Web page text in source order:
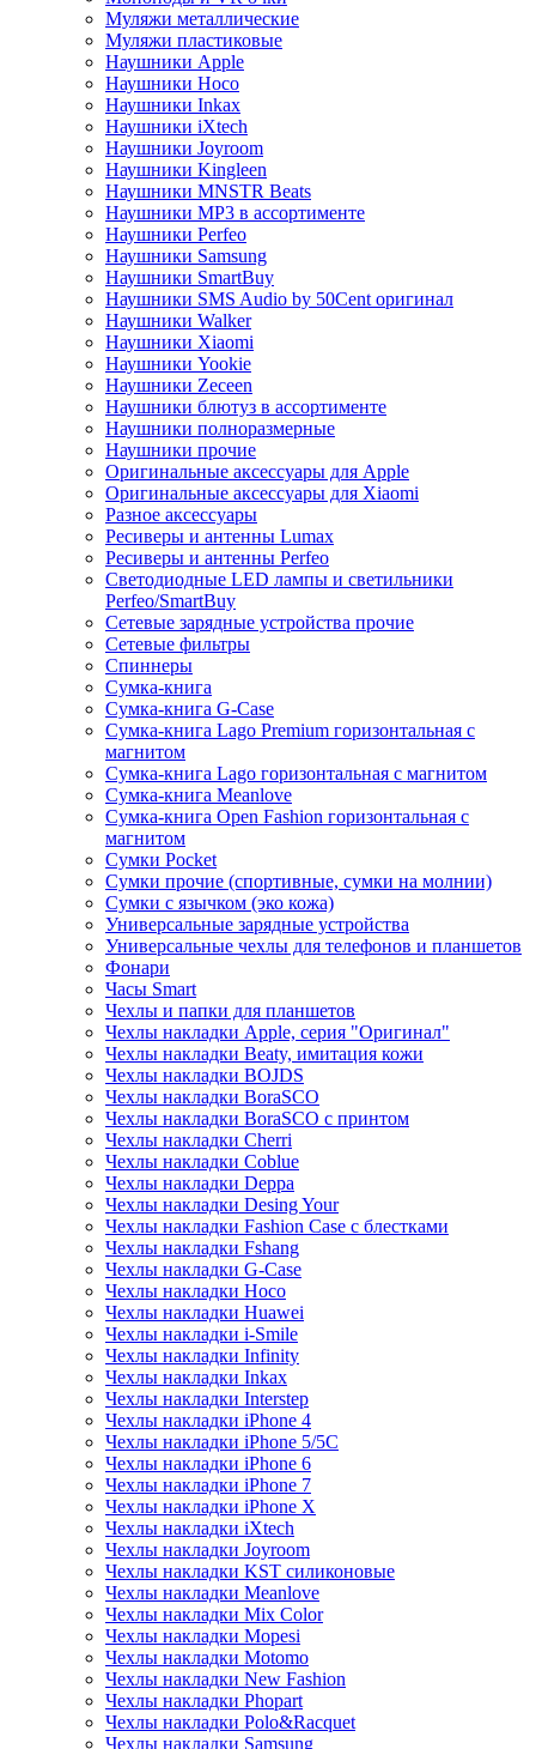
Муляжи металлические
Муляжи пластиковые
Наушники Apple
Наушники Hoco
Наушники Inkax
Наушники iXtech
Наушники Joyroom
Наушники Kingleen
Наушники MNSTR Beats
Наушники MP3 в ассортименте
Наушники Perfeo
Наушники Samsung
Наушники SmartBuy
Наушники SMS Audio by 50Cent оригинал
Наушники Walker
Наушники Xiaomi
Наушники Yookie
Наушники Zeceen
Наушники блютуз в ассортименте
Наушники полноразмерные
Наушники прочие
Оригинальные аксессуары для Apple
Оригинальные аксессуары для Xiaomi
Разное аксессуары
Ресиверы и антенны Lumax
Ресиверы и антенны Perfeo
Светодиодные LED лампы и светильники
Perfeo/SmartBuy
Сетевые зарядные устройства прочие
Сетевые фильтры
Спиннеры
Сумка-книга
Сумка-книга G-Case
Сумка-книга Lago Premium горизонтальная с
магнитом
Сумка-книга Lago горизонтальная с магнитом
Сумка-книга Meanlove
Сумка-книга Open Fashion горизонтальная с
магнитом
Сумки Pocket
Сумки прочие (спортивные, сумки на молнии)
Сумки с язычком (эко кожа)
Универсальные зарядные устройства
Универсальные чехлы для телефонов и планшетов
Фонари
Часы Smart
Чехлы и папки для планшетов
Чехлы накладки Apple, серия "Оригинал"
Чехлы накладки Beaty, имитация кожи
Чехлы накладки BOJDS
Чехлы накладки BoraSCO
Чехлы накладки BoraSCO с принтом
Чехлы накладки Cherri
Чехлы накладки Coblue
Чехлы накладки Deppa
Чехлы накладки Desing Your
Чехлы накладки Fashion Case с блестками
Чехлы накладки Fshang
Чехлы накладки G-Case
Чехлы накладки Hoco
Чехлы накладки Huawei
Чехлы накладки i-Smile
Чехлы накладки Infinity
Чехлы накладки Inkax
Чехлы накладки Interstep
Чехлы накладки iPhone 4
Чехлы накладки iPhone 5/5С
Чехлы накладки iPhone 6
Чехлы накладки iPhone 7
Чехлы накладки iPhone X
Чехлы накладки iXtech
Чехлы накладки Joyroom
Чехлы накладки KST силиконовые
Чехлы накладки Meanlove
Чехлы накладки Mix Color
Чехлы накладки Mopesi
Чехлы накладки Motomo
Чехлы накладки New Fashion
Чехлы накладки Phopart
Чехлы накладки Polo&Racquet
Чехлы накладки Samsung